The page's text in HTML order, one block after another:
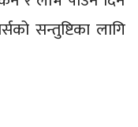
सन्तुष्टिका लागि